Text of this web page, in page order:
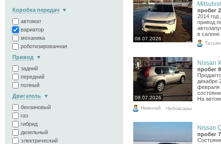
Коробка передач
автомат
вариатор
механика
роботизированная
Привод
задний
передний
полный
Двигатель
бензиновый
газ
гибрид
дизельный
электрический
08.07.2026
пробег
2014 год
привод
в салоне
08.07.2026
Nissan
пробег
декабре
февраля
На
Николай Чебоксары
Nissan
пробег